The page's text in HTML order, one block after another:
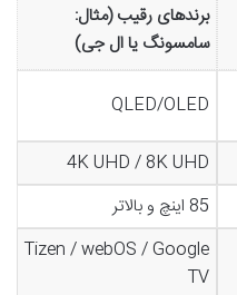
برندهای رقیب (مثال:
سامسونگ یا ال جی)
QLED/OLED
4K UHD / 8K UHD
85 اینچ و بالاتر
Tizen / webOS / Google
TV